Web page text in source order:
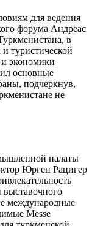
для ведения
форума Андреас
в
туристической
и экономики
основные
подчеркнув,
не
палаты
Юрген Рацигер
международные
Messe